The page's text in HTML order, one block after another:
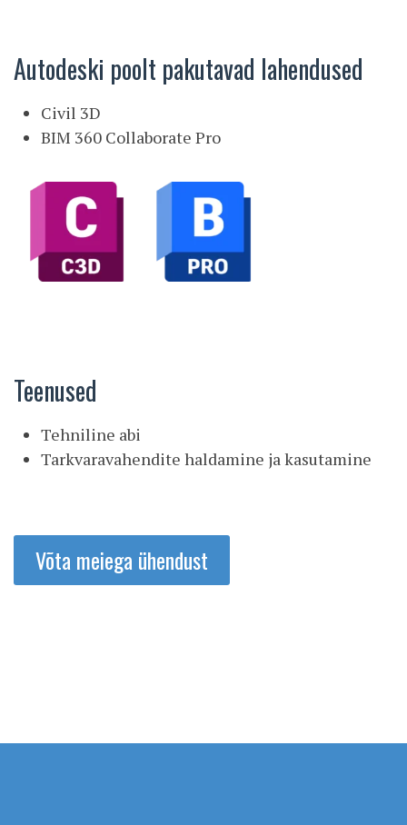
Autodeski poolt pakutavad lahendused
Civil 3D
BIM 360 Collaborate Pro
Teenused
Tehniline abi
Tarkvaravahendite haldamine ja kasutamine
Võta meiega ühendust